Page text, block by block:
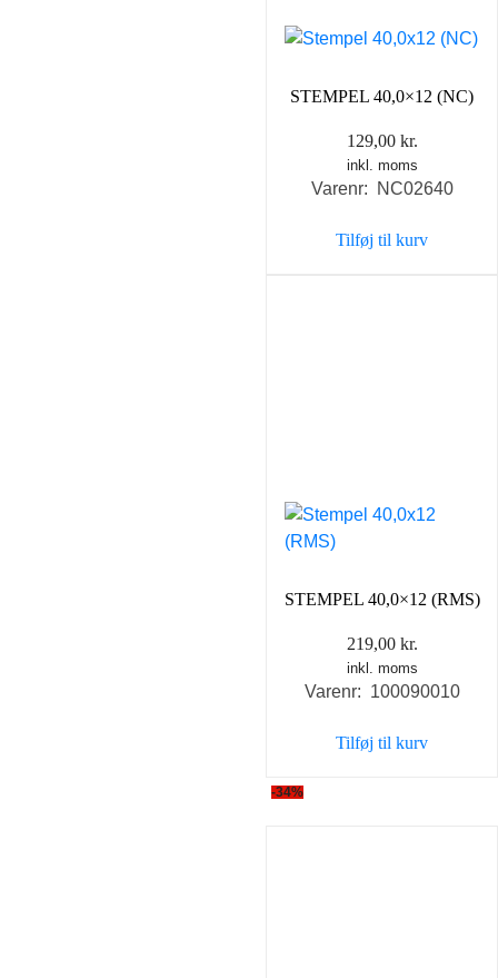
STEMPEL 40,0×12 (NC)
129,00 kr.
inkl. moms
Varenr: NC02640
Tilføj til kurv
STEMPEL 40,0×12 (RMS)
219,00 kr.
inkl. moms
Varenr: 100090010
Tilføj til kurv
-34%